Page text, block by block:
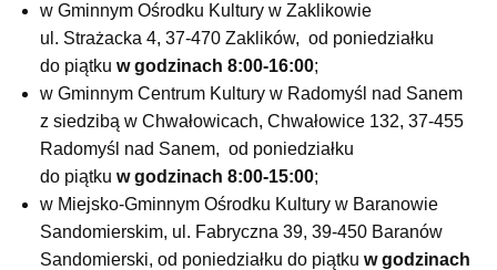
w Gminnym Ośrodku Kultury w Zaklikowie
ul. Strażacka 4, 37-470 Zaklików, od poniedziałku
do piątku w godzinach 8:00-16:00;
w Gminnym Centrum Kultury w Radomyśl nad Sanem
z siedzibą w Chwałowicach, Chwałowice 132, 37-455
Radomyśl nad Sanem, od poniedziałku
do piątku w godzinach 8:00-15:00;
w Miejsko-Gminnym Ośrodku Kultury w Baranowie
Sandomierskim, ul. Fabryczna 39, 39-450 Baranów
Sandomierski, od poniedziałku do piątku w godzinach